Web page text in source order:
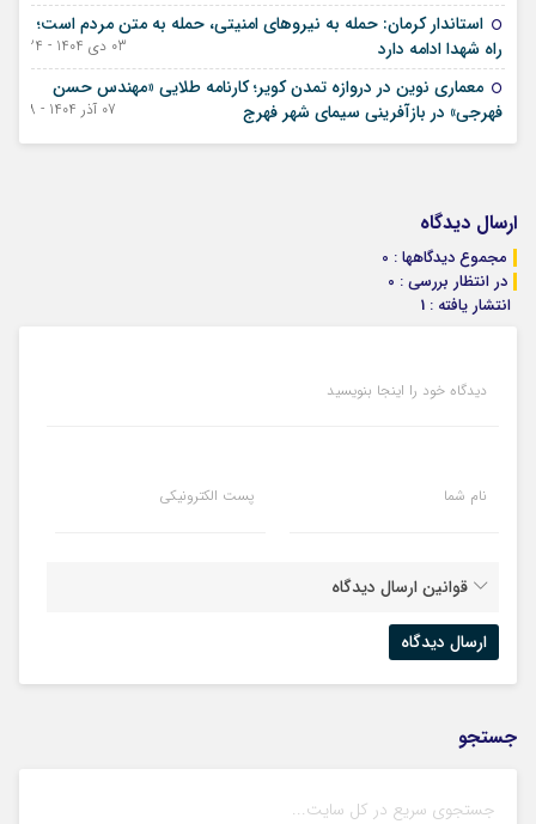
استاندار کرمان: حمله به نیروهای امنیتی، حمله به متن مردم است؛
راه شهدا ادامه دارد
03 دی 1404 - 24 دسامبر 2025
معماری نوین در دروازه تمدن کویر؛ کارنامه طلایی «مهندس حسن
فهرجی» در بازآفرینی سیمای شهر فهرج
07 آذر 1404 - 28 نوامبر 2025
ارسال دیدگاه
مجموع دیدگاهها : 0
در انتظار بررسی : 0
انتشار یافته : 1
دیدگاه خود را اینجا بنویسید
نام شما پست الکترونیکی
قوانین ارسال دیدگاه
جستجو